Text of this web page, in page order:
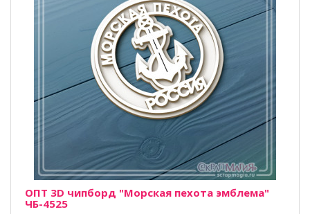
ОПТ 3D чипборд "Морская пехота эмблема"
ЧБ-4525